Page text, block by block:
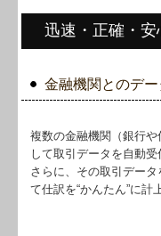
迅速・正確・
金融機関とのデ
複数の金融機関（銀行
して取引データを自動受
さらに、その取引デー
て仕訳を“かんたん”に計